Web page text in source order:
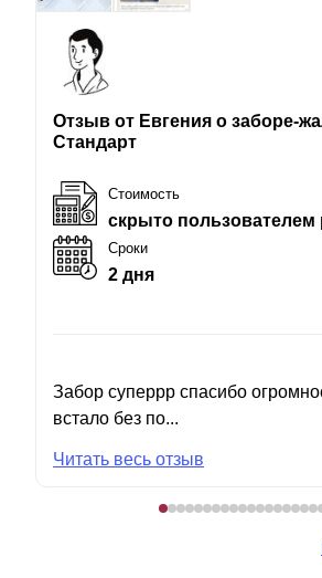
Отзыв от Евгения о заборе-
Стандарт
Стоимость
скрыто пользователем
Сроки
2 дня
Забор суперрр спасибо
встало без по...
Читать весь отзыв